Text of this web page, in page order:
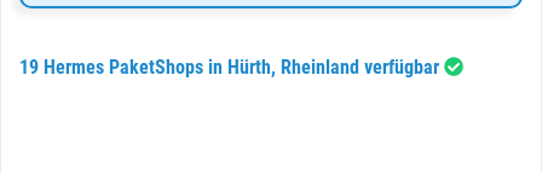
19 Hermes PaketShops in Hürth, Rheinland verfügbar